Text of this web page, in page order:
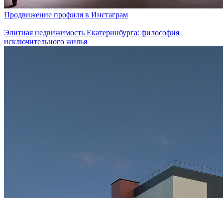
Продвижение профиля в Инстаграм
Элитная недвижимость Екатеринбурга: философия
исключительного жилья